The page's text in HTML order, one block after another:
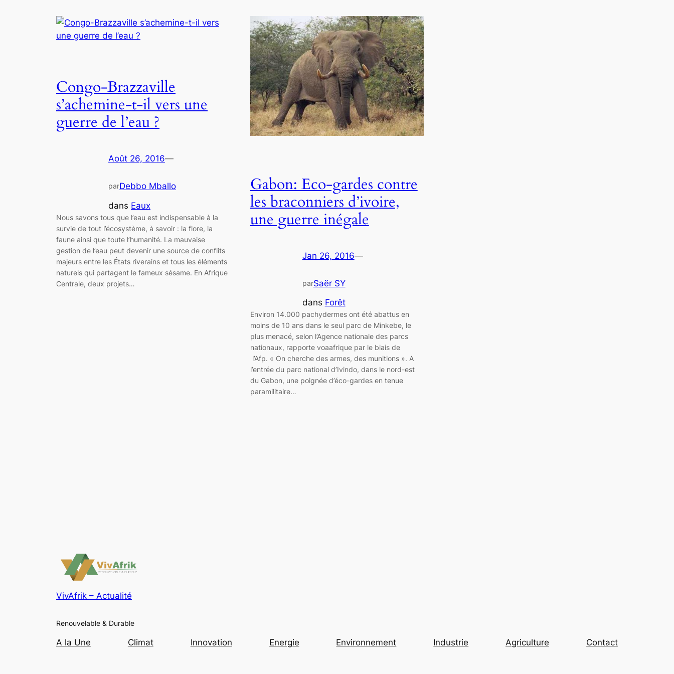
Congo-Brazzaville
s’achemine-t-il vers une
guerre de l’eau ?
Août 26, 2016—
parDebbo Mballo
dans Eaux
Nous savons tous que l’eau est indispensable à la
survie de tout l’écosystème, à savoir : la flore, la
faune ainsi que toute l’humanité. La mauvaise
gestion de l’eau peut devenir une source de conflits
majeurs entre les États riverains et tous les éléments
naturels qui partagent le fameux sésame. En Afrique
Centrale, deux projets…
Gabon: Eco-gardes contre
les braconniers d’ivoire,
une guerre inégale
Jan 26, 2016—
parSaër SY
dans Forêt
Environ 14.000 pachydermes ont été abattus en
moins de 10 ans dans le seul parc de Minkebe, le
plus menacé, selon l’Agence nationale des parcs
nationaux, rapporte voaafrique par le biais de
l’Afp. « On cherche des armes, des munitions ». A
l’entrée du parc national d’Ivindo, dans le nord-est
du Gabon, une poignée d’éco-gardes en tenue
paramilitaire…
VivAfrik – Actualité
Renouvelable & Durable
A la Une Climat Innovation Energie Environnement Industrie Agriculture Contact